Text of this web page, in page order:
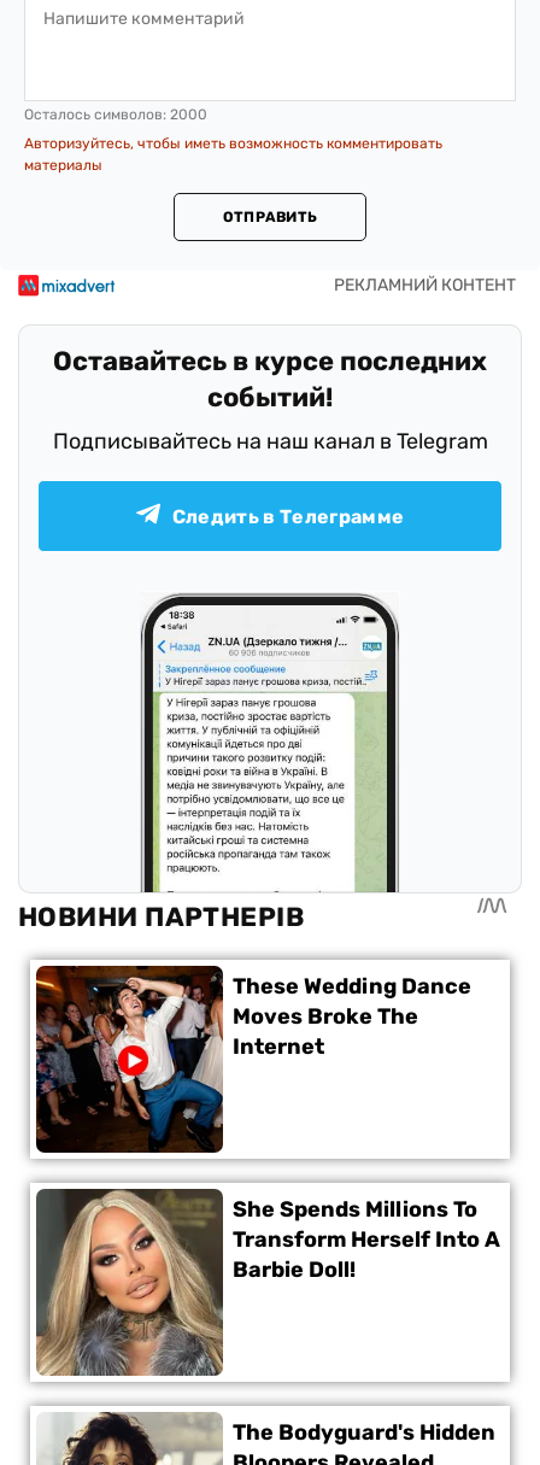
Осталось символов: 2000
Авторизуйтесь, чтобы иметь возможность комментировать
материалы
ОТПРАВИТЬ
Оставайтесь в курсе последних
событий!
Подписывайтесь на наш канал в Telegram
Следить в Телеграмме